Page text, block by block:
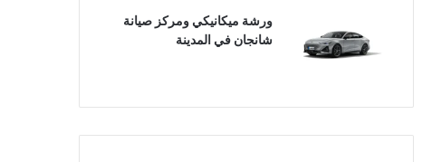
ورشة ميكانيكي ومركز صيانة
شانجان في المدينة